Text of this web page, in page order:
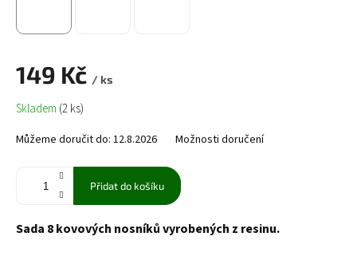
149 Kč / ks
Měrná
cena:
Skladem (2 ks)
Můžeme doručit do: 12.8.2026 Možnosti doručení
Přidat do košíku
Sada 8 kovových nosníků vyrobených z resinu.